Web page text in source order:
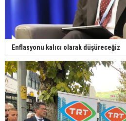
Enflasyonu kalıcı olarak düşüreceğiz